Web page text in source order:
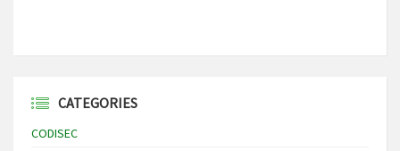
CATEGORIES
CODISEC